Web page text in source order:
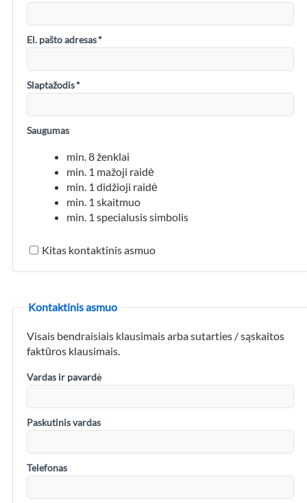
El. pašto adresas*
Slaptažodis*
Saugumas
min. 8 ženklai
min. 1 mažoji raidė
min. 1 didžioji raidė
min. 1 skaitmuo
min. 1 specialusis simbolis
Kitas kontaktinis asmuo
Kontaktinis asmuo
Visais bendraisiais klausimais arba sutarties / sąskaitos
faktūros klausimais.
Vardas ir pavardė
Paskutinis vardas
Telefonas